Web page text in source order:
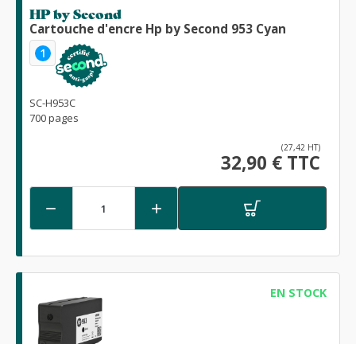
HP by Second
Cartouche d'encre Hp by Second 953 Cyan
1
SC-H953C
700 pages
(27,42 HT)
32,90 € TTC
 
EN STOCK